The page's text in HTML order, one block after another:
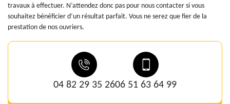
travaux à effectuer. N’attendez donc pas pour nous contacter si vous
souhaitez bénéficier d’un résultat parfait. Vous ne serez que fier de la
prestation de nos ouvriers.
04 82 29 35 2606 51 63 64 99